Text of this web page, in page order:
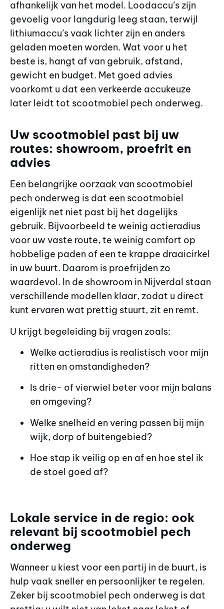
afhankelijk van het model. Loodaccu’s zijn
gevoelig voor langdurig leeg staan, terwijl
lithiumaccu’s vaak lichter zijn en anders
geladen moeten worden. Wat voor u het
beste is, hangt af van gebruik, afstand,
gewicht en budget. Met goed advies
voorkomt u dat een verkeerde accukeuze
later leidt tot scootmobiel pech onderweg.
Uw scootmobiel past bij uw
routes: showroom, proefrit en
advies
Een belangrijke oorzaak van scootmobiel
pech onderweg is dat een scootmobiel
eigenlijk net niet past bij het dagelijks
gebruik. Bijvoorbeeld te weinig actieradius
voor uw vaste route, te weinig comfort op
hobbelige paden of een te krappe draaicirkel
in uw buurt. Daarom is proefrijden zo
waardevol. In de showroom in Nijverdal staan
verschillende modellen klaar, zodat u direct
kunt ervaren wat prettig stuurt, zit en remt.
U krijgt begeleiding bij vragen zoals:
Welke actieradius is realistisch voor mijn
ritten en omstandigheden?
Is drie- of vierwiel beter voor mijn balans
en omgeving?
Welke snelheid en vering passen bij mijn
wijk, dorp of buitengebied?
Hoe stap ik veilig op en af en hoe stel ik
de stoel goed af?
Lokale service in de regio: ook
relevant bij scootmobiel pech
onderweg
Wanneer u kiest voor een partij in de buurt, is
hulp vaak sneller en persoonlijker te regelen.
Zeker bij scootmobiel pech onderweg is dat